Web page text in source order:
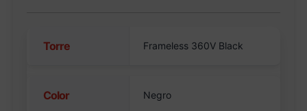
Torre Frameless 360V Black
Color Negro